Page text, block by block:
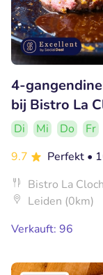
4-
bij Bistro La
Di Mi Do Fr
9.7
Perfekt •
Bistro La
Leiden (0km)
Verkauft: 96